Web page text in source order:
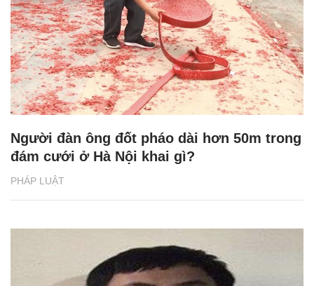
PHÁP LUẬT
Người đàn ông đốt pháo dài hơn 50m trong
đám cưới ở Hà Nội khai gì?